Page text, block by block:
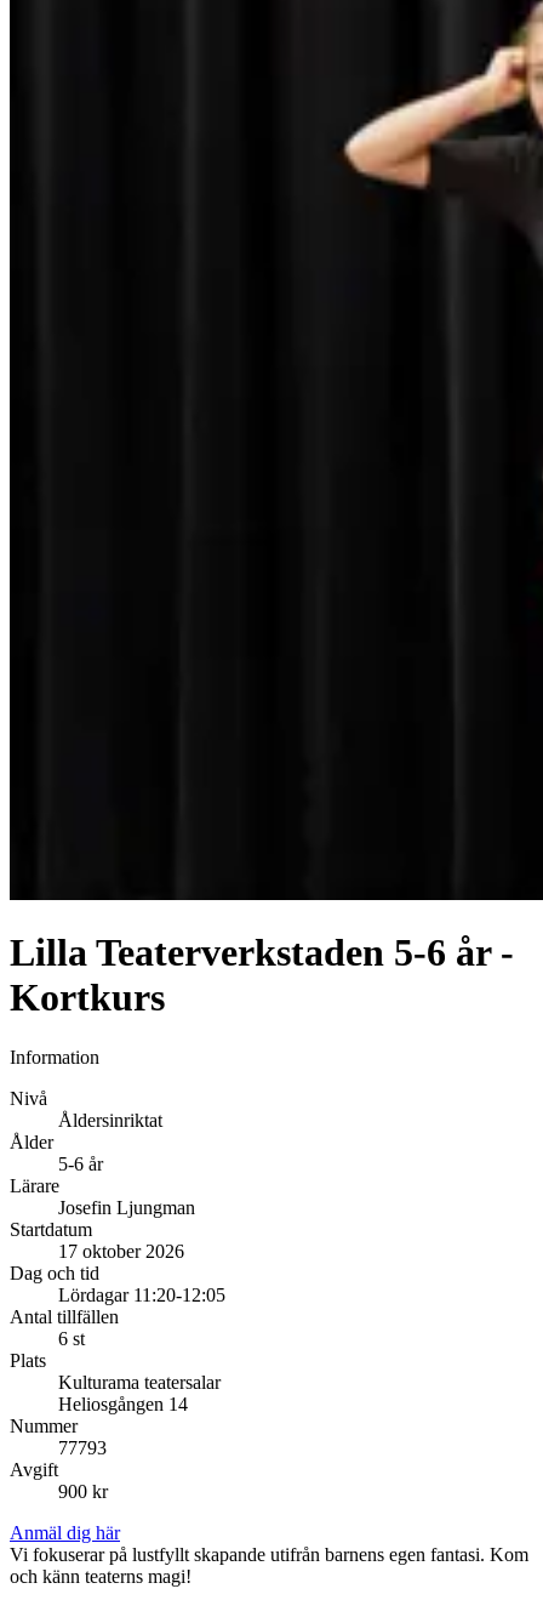
Lilla Teaterverkstaden 5-6 år -
Kortkurs
Information
Nivå
Åldersinriktat
Ålder
5-6 år
Lärare
Josefin Ljungman
Startdatum
17 oktober 2026
Dag och tid
Lördagar 11:20-12:05
Antal tillfällen
6 st
Plats
Kulturama teatersalar
Heliosgången 14
Nummer
77793
Avgift
900 kr
Anmäl dig här
Vi fokuserar på lustfyllt skapande utifrån barnens egen fantasi. Kom
och känn teaterns magi!